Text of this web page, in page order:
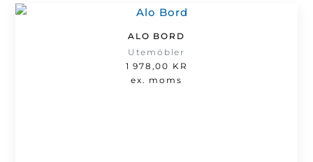
ALO BORD
Utemöbler
1 978,00 KR
ex. moms